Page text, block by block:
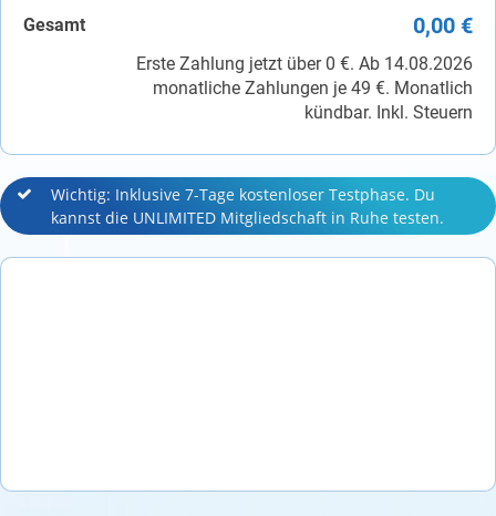
Gesamt 0,00 €
Erste Zahlung jetzt über 0 €. Ab 14.08.2026
monatliche Zahlungen je 49 €. Monatlich
kündbar. Inkl. Steuern
Wichtig: Inklusive 7-Tage kostenloser Testphase. Du
kannst die UNLIMITED Mitgliedschaft in Ruhe testen.